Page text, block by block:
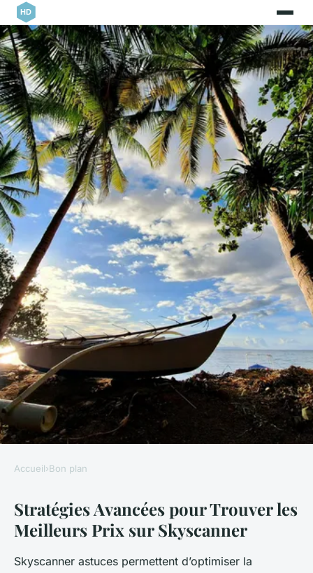
BON PLAN
Secrets Essentiels pour
Réduire le Coût de Vos Billets
d'Avion avec Skyscanner
Accueil›Bon plan
Stratégies Avancées pour Trouver les
Meilleurs Prix sur Skyscanner
Skyscanner astuces permettent d’optimiser la